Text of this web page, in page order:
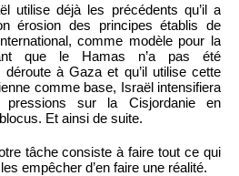
utilise déjà les précédents qu’il a
érosion des principes établis de
comme modèle pour la
que le Hamas n’a pas été
à Gaza et qu’il utilise cette
comme base, Israël intensifiera
pressions sur la Cisjordanie en
Et ainsi de suite.
tâche consiste à faire tout ce qui
empêcher d’en faire une réalité.